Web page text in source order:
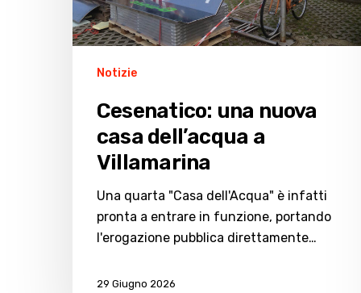
Notizie
Cesenatico: una nuova
casa dell’acqua a
Villamarina
Una quarta "Casa dell'Acqua" è infatti
pronta a entrare in funzione, portando
l'erogazione pubblica direttamente…
29 Giugno 2026